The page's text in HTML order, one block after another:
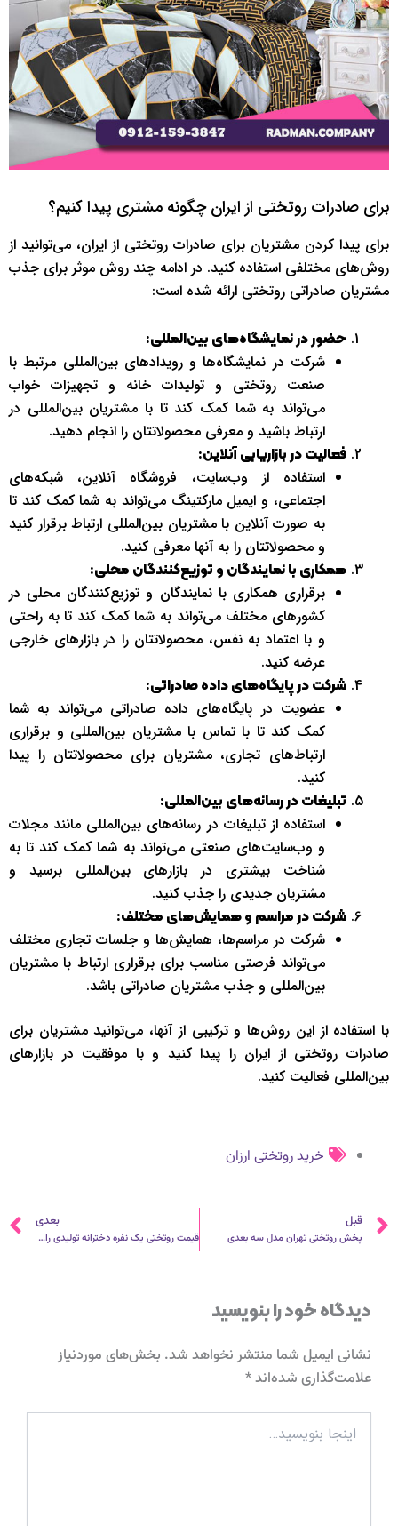
برای صادرات روتختی از ایران چگونه مشتری پیدا کنیم؟
برای پیدا کردن مشتریان برای صادرات روتختی از ایران، می‌توانید از
روش‌های مختلفی استفاده کنید. در ادامه چند روش موثر برای جذب
مشتریان صادراتی روتختی ارائه شده است:
حضور در نمایشگاه‌های بین‌المللی:
شرکت در نمایشگاه‌ها و رویدادهای بین‌المللی مرتبط با
صنعت روتختی و تولیدات خانه و تجهیزات خواب
می‌تواند به شما کمک کند تا با مشتریان بین‌المللی در
ارتباط باشید و معرفی محصولاتتان را انجام دهید.
فعالیت در بازاریابی آنلاین:
استفاده از وب‌سایت، فروشگاه آنلاین، شبکه‌های
اجتماعی، و ایمیل مارکتینگ می‌تواند به شما کمک کند تا
به صورت آنلاین با مشتریان بین‌المللی ارتباط برقرار کنید
و محصولاتتان را به آنها معرفی کنید.
همکاری با نمایندگان و توزیع‌کنندگان محلی:
برقراری همکاری با نمایندگان و توزیع‌کنندگان محلی در
کشورهای مختلف می‌تواند به شما کمک کند تا به راحتی
و با اعتماد به نفس، محصولاتتان را در بازارهای خارجی
عرضه کنید.
شرکت در پایگاه‌های داده صادراتی:
عضویت در پایگاه‌های داده صادراتی می‌تواند به شما
کمک کند تا با تماس با مشتریان بین‌المللی و برقراری
ارتباط‌های تجاری، مشتریان برای محصولاتتان را پیدا
کنید.
تبلیغات در رسانه‌های بین‌المللی:
استفاده از تبلیغات در رسانه‌های بین‌المللی مانند مجلات
و وب‌سایت‌های صنعتی می‌تواند به شما کمک کند تا به
شناخت بیشتری در بازارهای بین‌المللی برسید و
مشتریان جدیدی را جذب کنید.
شرکت در مراسم و همایش‌های مختلف:
شرکت در مراسم‌ها، همایش‌ها و جلسات تجاری مختلف
می‌تواند فرصتی مناسب برای برقراری ارتباط با مشتریان
بین‌المللی و جذب مشتریان صادراتی باشد.
با استفاده از این روش‌ها و ترکیبی از آنها، می‌توانید مشتریان برای
صادرات روتختی از ایران را پیدا کنید و با موفقیت در بازارهای
بین‌المللی فعالیت کنید.
خرید روتختی ارزان
قبلی
قبل
پخش روتختی تهران مدل سه بعدی
بعدی
قیمت روتختی یک نفره دخترانه تولیدی رادمان
دیدگاه‌ خود را بنویسید
نشانی ایمیل شما منتشر نخواهد شد. بخش‌های موردنیاز
علامت‌گذاری شده‌اند*
بنویسید…